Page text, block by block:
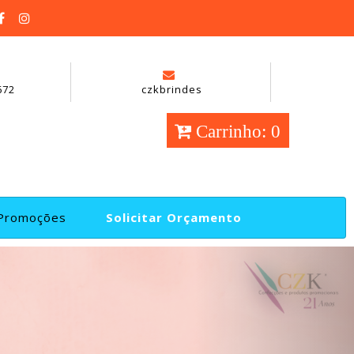
czkbrindes
Carrinho: 0
Solicitar Orçamento